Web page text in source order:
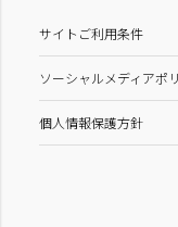
サイトご利用条件
ソーシャルメディアポ
個人情報保護方針